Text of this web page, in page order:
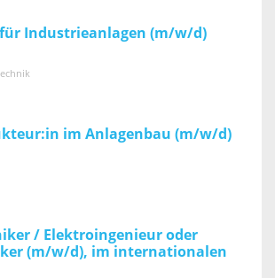
Industrieanlagen (m/w/d)
im Anlagenbau (m/w/d)
/ Elektroingenieur oder
(m/w/d), im internationalen